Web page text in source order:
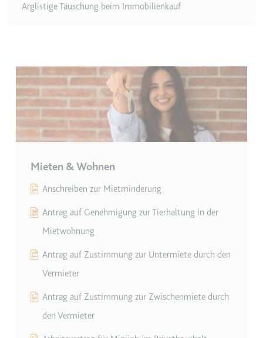
yt-icons-last-purged
Funktionalität von YouTube-
Videoinhalten auf der Website.
Ablauf:
Beständig
Typ:
HTML Local Storage
Anbieter:
youtube.com
Zweck:
Wird verwendet, um die
eingebetteten Inhalten zu
verfolgen.
Ablauf:
Beständig
Typ:
Arglistige Täuschung beim Immobilienkauf
Mieten & Wohnen
Anschreiben zur Mietminderung
Antrag auf Genehmigung zur Tierhaltung in der
Mietwohnung
Antrag auf Zustimmung zur Untermiete durch den
Vermieter
Antrag auf Zustimmung zur Zwischenmiete durch
den Vermieter